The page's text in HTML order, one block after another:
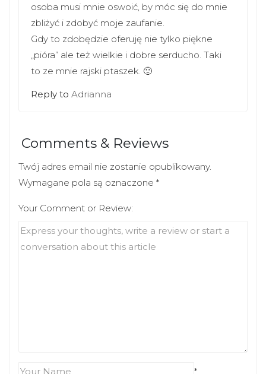
osoba musi mnie oswoić, by móc się do mnie
zbliżyć i zdobyć moje zaufanie.
Gdy to zdobędzie oferuję nie tylko piękne
„pióra” ale też wielkie i dobre serducho. Taki
to ze mnie rajski ptaszek. 🙂
Reply to Adrianna
Comments & Reviews
Twój adres email nie zostanie opublikowany.
Wymagane pola są oznaczone *
Your Comment or Review:
*